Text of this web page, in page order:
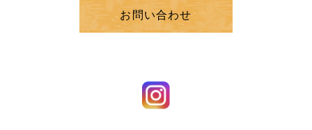
お問い合わせ